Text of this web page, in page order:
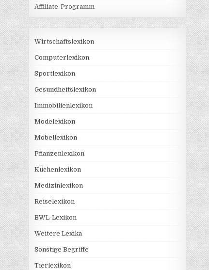
Affiliate-Programm
Wirtschaftslexikon
Computerlexikon
Sportlexikon
Gesundheitslexikon
Immobilienlexikon
Modelexikon
Möbellexikon
Pflanzenlexikon
Küchenlexikon
Medizinlexikon
Reiselexikon
BWL-Lexikon
Weitere Lexika
Sonstige Begriffe
Tierlexikon